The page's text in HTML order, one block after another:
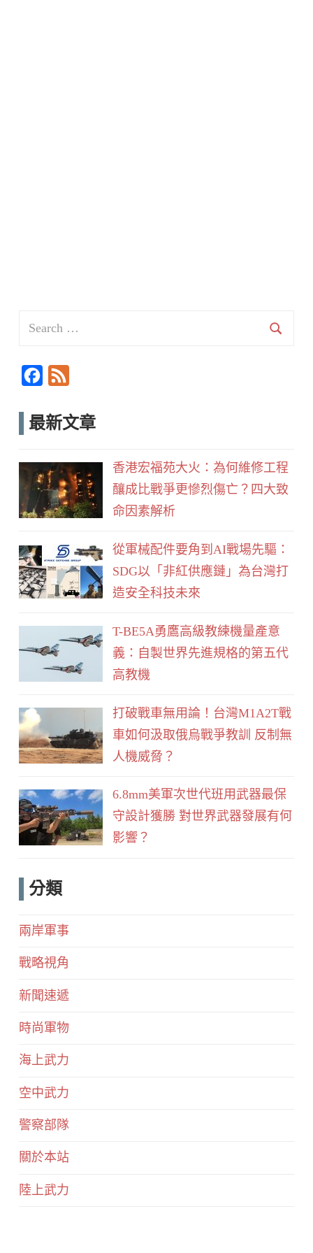
c
o
k
e
最新文章
香港宏福苑大火：為何維修工程
釀成比戰爭更慘烈傷亡？四大致
命因素解析
從軍械配件要角到AI戰場先驅：
SDG以「非紅供應鏈」為台灣打
造安全科技未來
T-BE5A勇鷹高級教練機量產意
義：自製世界先進規格的第五代
高教機
打破戰車無用論！台灣M1A2T戰
車如何汲取俄烏戰爭教訓 反制無
人機威脅？
6.8mm美軍次世代班用武器最保
守設計獲勝 對世界武器發展有何
影響？
分類
兩岸軍事
戰略視角
新聞速遞
時尚軍物
海上武力
空中武力
警察部隊
關於本站
陸上武力